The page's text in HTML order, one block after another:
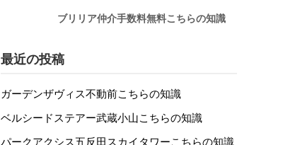
ブリリア仲介手数料無料こちらの知識
最近の投稿
ガーデンザヴィス不動前こちらの知識
ベルシードステアー武蔵小山こちらの知識
パークアクシス五反田スカイタワーこちらの知識